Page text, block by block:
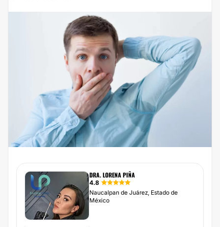
DRA. LORENA PIÑA
4.8
Naucalpan de Juárez, Estado de
México